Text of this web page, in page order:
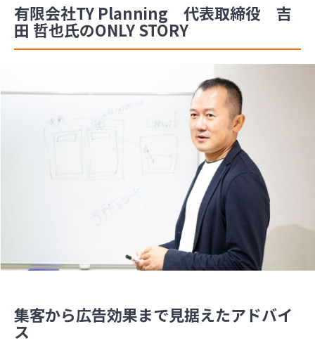
有限会社TY Planning 代表取締役 吉
田 哲也氏のONLY STORY
集客から広告効果まで見据えたアドバイ
ス